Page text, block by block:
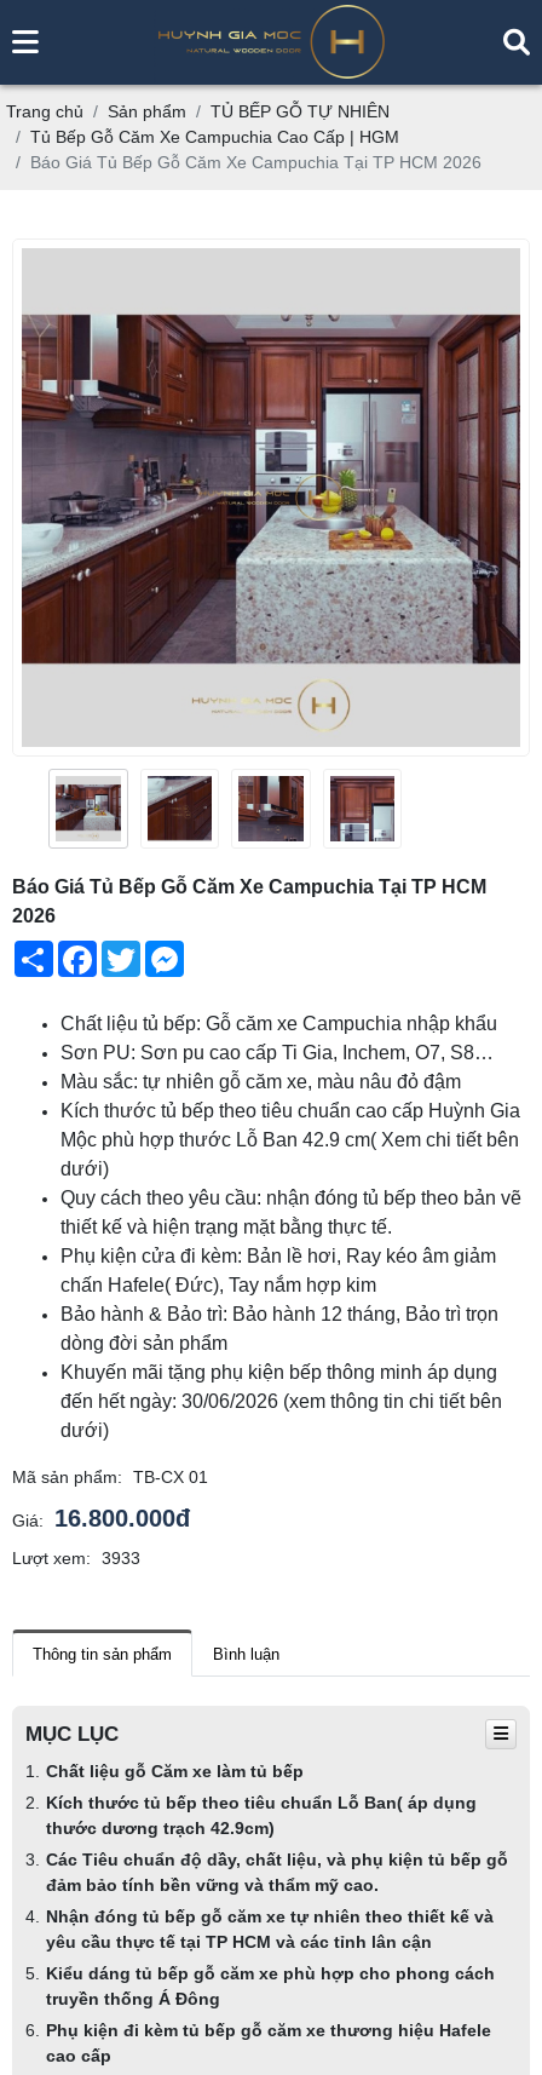
Trang chủ Sản phẩm
TỦ BẾP GỖ TỰ NHIÊN
Tủ Bếp Gỗ Căm Xe Campuchia Cao Cấp | HGM
Báo Giá Tủ Bếp Gỗ Căm Xe Campuchia Tại TP HCM 2026
Báo Giá Tủ Bếp Gỗ Căm Xe Campuchia Tại TP HCM
2026
Share Facebook
Twitter
Chất liệu tủ bếp: Gỗ căm xe Campuchia nhập khẩu
Sơn PU: Sơn pu cao cấp Ti Gia, Inchem, O7, S8…
Màu sắc: tự nhiên gỗ căm xe, màu nâu đỏ đậm
Kích thước tủ bếp theo tiêu chuẩn cao cấp Huỳnh Gia
Mộc phù hợp thước Lỗ Ban 42.9 cm( Xem chi tiết bên
dưới)
Quy cách theo yêu cầu: nhận đóng tủ bếp theo bản vẽ
thiết kế và hiện trạng mặt bằng thực tế.
Phụ kiện cửa đi kèm: Bản lề hơi, Ray kéo âm giảm
chấn Hafele( Đức), Tay nắm hợp kim
Bảo hành & Bảo trì: Bảo hành 12 tháng, Bảo trì trọn
dòng đời sản phẩm
Khuyến mãi tặng phụ kiện bếp thông minh áp dụng
đến hết ngày: 30/06/2026 (xem thông tin chi tiết bên
dưới)
Mã sản phẩm: TB-CX 01
Giá: 16.800.000đ
Lượt xem: 3933
Thông tin sản phẩm Bình luận
MỤC LỤC
Chất liệu gỗ Căm xe làm tủ bếp
Kích thước tủ bếp theo tiêu chuẩn Lỗ Ban( áp dụng
thước dương trạch 42.9cm)
Các Tiêu chuẩn độ dầy, chất liệu, và phụ kiện tủ bếp gỗ
đảm bảo tính bền vững và thẩm mỹ cao.
Nhận đóng tủ bếp gỗ căm xe tự nhiên theo thiết kế và
yêu cầu thực tế tại TP HCM và các tỉnh lân cận
Kiểu dáng tủ bếp gỗ căm xe phù hợp cho phong cách
truyền thống Á Đông
Phụ kiện đi kèm tủ bếp gỗ căm xe thương hiệu Hafele
cao cấp